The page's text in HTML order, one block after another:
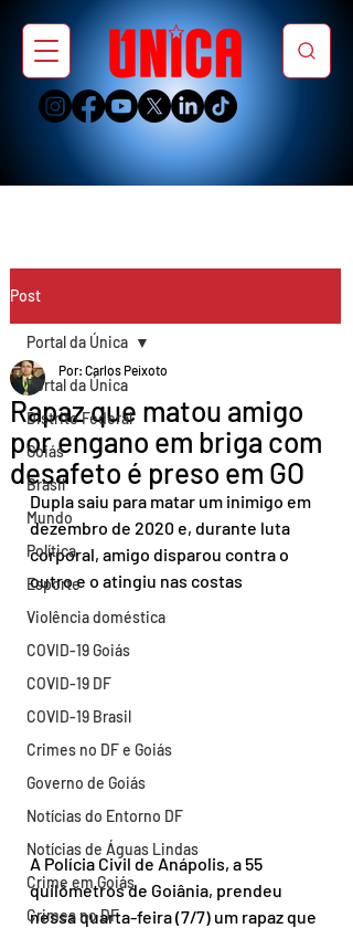
Post
Portal da Única
Distrito Federal
Goiás
Brasil
Mundo
Política
Esporte
Violência doméstica
COVID-19 Goiás
COVID-19 DF
COVID-19 Brasil
Crimes no DF e Goiás
Governo de Goiás
Notícias do Entorno DF
Notícias de Águas Lindas
Crime em Goiás
Crimes no DF
Portal da Única
Rapaz que matou amigo
por engano em briga com
desafeto é preso em GO
Por: Carlos Peixoto
Dupla saiu para matar um inimigo em
dezembro de 2020 e, durante luta
corporal, amigo disparou contra o
outro e o atingiu nas costas
A Polícia Civil de Anápolis, a 55
quilômetros de Goiânia, prendeu
nessa quarta-feira (7/7) um rapaz que